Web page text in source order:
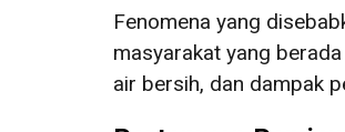
Fenomena yang
masyarakat yang
air bersih, dan dampak